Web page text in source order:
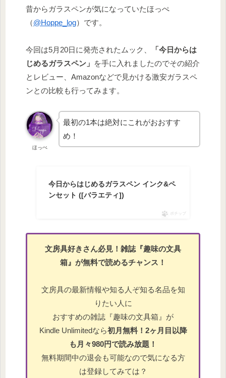
昔からガラスペンが気になっていたほっぺ
（@Hoppe_log）です。
今回は5月20日に発売されたムック、
「今日からは
じめるガラスペン」 を手に入れましたのでその紹介
とレビュー、Amazonなどで見かける激安ガラスペ
ンとの比較も行ってみます。
ほっぺ
最初の1本は絶対にこれがおおすす
め！
今日からはじめるガラスペン インク&ペ
ンセット ([バラエティ])
ポチップ
文房具好きさん必見！雑誌『趣味の文具
箱』が無料で読めるチャンス！
文房具の最新情報や知る人ぞ知る名品を知
りたい人に
おすすめの雑誌『趣味の文具箱』が
Kindle Unlimitedなら初月無料！2ヶ月目以降
も月々980円で読み放題！
無料期間中の退会も可能なので気になる方
は登録してみては？